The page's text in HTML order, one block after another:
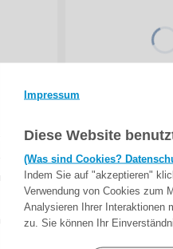
Impressum
Diese Website
(Was sind Cookies?
Indem Sie auf "akzeptieren"
Verwendung von Cookies zum
Analysieren Ihrer Interaktionen
zu. Sie können Ihr
und
für Mini-
12 m
inkl. 19% MwSt.
ab